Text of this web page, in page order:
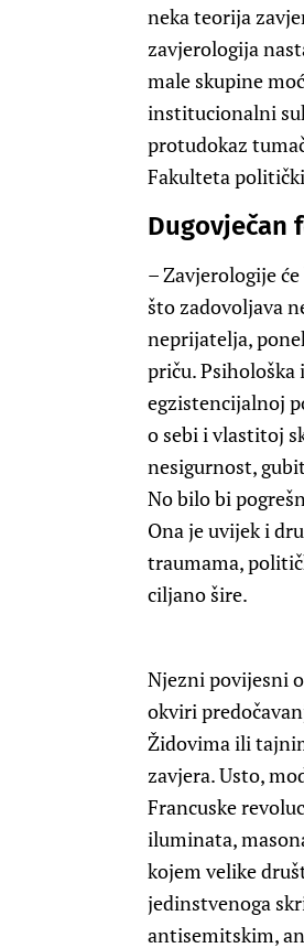
neka teorija
zavjerologija
male skupine
institucionalni
protudokaz
Fakulteta
Dugovječan
– Zavjerologije
što zadovoljava
neprijatelja,
priču. Psihološka
egzistencijalnoj
o sebi i vlastitoj
nesigurnost,
No bilo bi
Ona je uvijek i
traumama,
ciljano šire.
Njezni povijesni
okviri
Židovima ili
zavjera. Usto,
Francuske
iluminata,
kojem velike
jedinstvenoga
antisemitskim,